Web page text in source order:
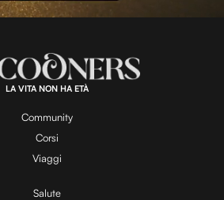
a
y
V
L
:
1
0
0
.
0
LA VITA NON HA ETÀ
Community
Corsi
Viaggi
Salute